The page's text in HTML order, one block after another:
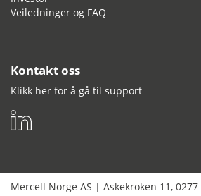
Veiledninger og FAQ
Kontakt oss
Klikk her for å gå til support
Mercell Norge AS | Askekroken 11, 0277